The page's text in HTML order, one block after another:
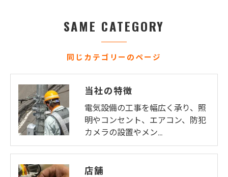
同じカテゴリーのページ
SAME CATEGORY
当社の特徴
電気設備の工事を幅広く承り、照
明やコンセント、エアコン、防犯
カメラの設置やメン…
店舗